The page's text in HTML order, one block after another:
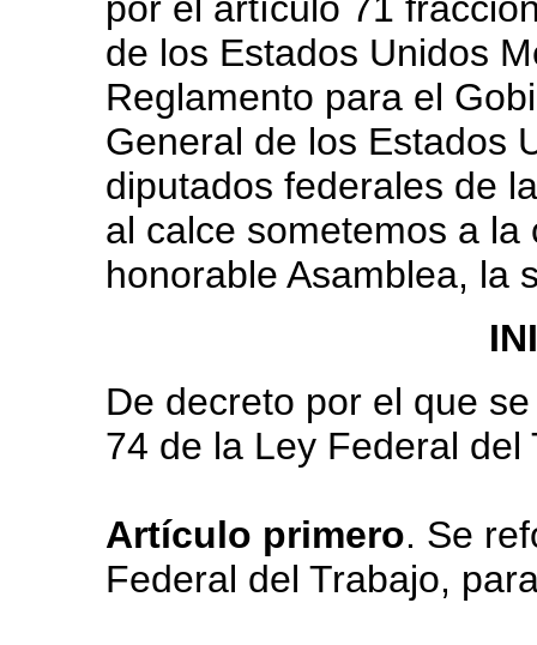
de los Estados Unidos
Reglamento para el
General de los Estados
diputados federales de
al calce sometemos a
honorable Asamblea, la
De decreto por el que
74 de la Ley Federal del
Artículo primero. Se
Federal del Trabajo,